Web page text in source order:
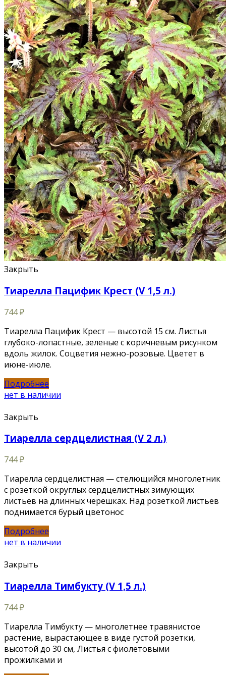
Закрыть
Тиарелла Пацифик Крест (V 1,5 л.)
744₽
Тиарелла Пацифик Крест — высотой 15 см. Листья
глубоко-лопастные, зеленые с коричневым рисунком
вдоль жилок. Соцветия нежно-розовые. Цветет в
июне-июле.
Подробнее
нет в наличии
Закрыть
Тиарелла сердцелистная (V 2 л.)
744₽
Тиарелла сердцелистная — стелющийся многолетник
с розеткой округлых сердцелистных зимующих
листьев на длинных черешках. Над розеткой листьев
поднимается бурый цветонос
Подробнее
нет в наличии
Закрыть
Тиарелла Тимбукту (V 1,5 л.)
744₽
Тиарелла Тимбукту — многолетнее травянистое
растение, вырастающее в виде густой розетки,
высотой до 30 см, Листья с фиолетовыми
прожилками и